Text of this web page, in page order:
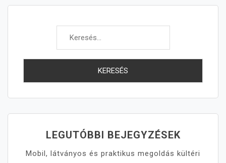
Keresés:
LEGUTÓBBI BEJEGYZÉSEK
Mobil, látványos és praktikus megoldás kültéri